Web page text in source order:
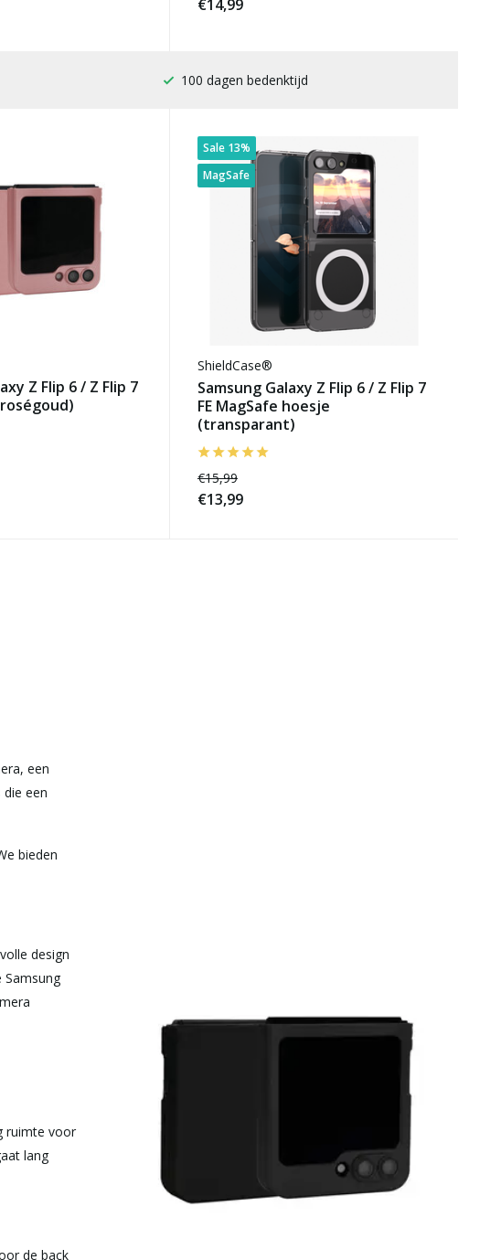
€14,99
Gratis verzending
Z Flip 6 / Z Flip 7
Sale 13%
MagSafe
ShieldCase®
Samsung Galaxy Z Flip 6 / Z Flip 7
FE MagSafe hoesje
(transparant)
€15,99
€13,99
een
een
bieden
design
ruimte voor
lang
de back